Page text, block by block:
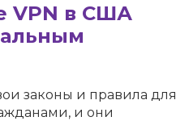
VPN в США
законы и правила для
и они